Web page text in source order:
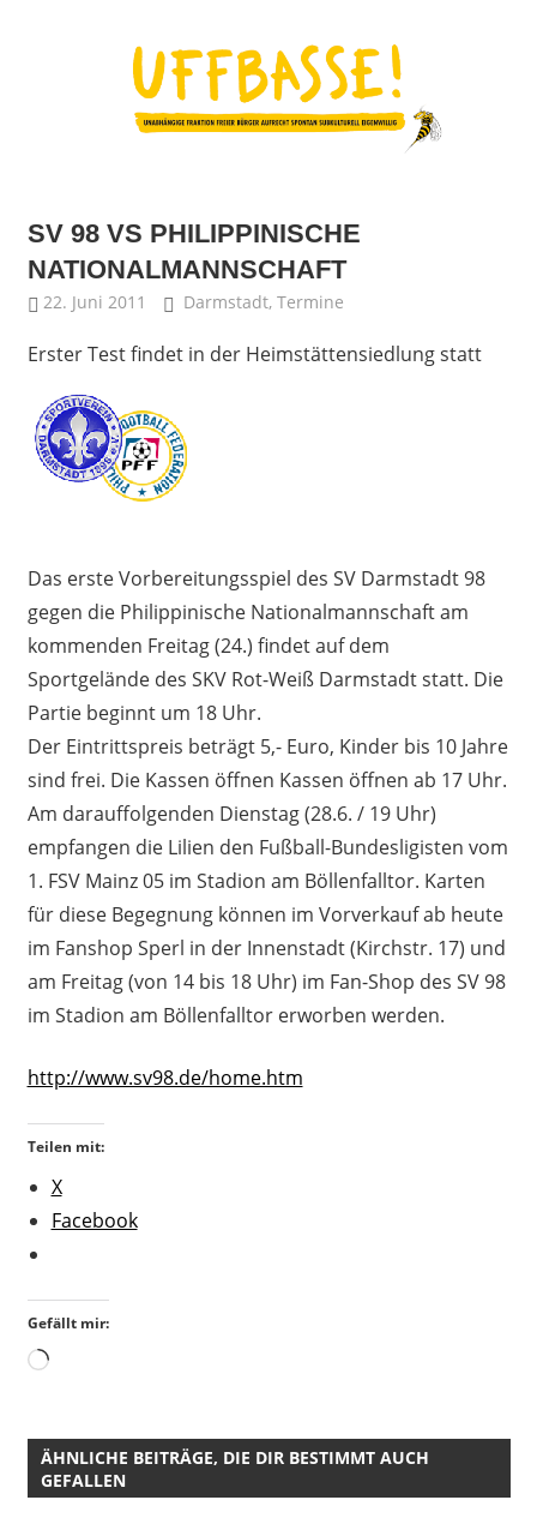
SV 98 VS PHILIPPINISCHE
NATIONALMANNSCHAFT
22. Juni 2011 Uffbasse
Darmstadt, Termine
Erster Test findet in der Heimstättensiedlung statt
Das erste Vorbereitungsspiel des SV Darmstadt 98
gegen die Philippinische Nationalmannschaft am
kommenden Freitag (24.) findet auf dem
Sportgelände des SKV Rot-Weiß Darmstadt statt. Die
Partie beginnt um 18 Uhr.
Der Eintrittspreis beträgt 5,- Euro, Kinder bis 10 Jahre
sind frei. Die Kassen öffnen Kassen öffnen ab 17 Uhr.
Am darauffolgenden Dienstag (28.6. / 19 Uhr)
empfangen die Lilien den Fußball-Bundesligisten vom
1. FSV Mainz 05 im Stadion am Böllenfalltor. Karten
für diese Begegnung können im Vorverkauf ab heute
im Fanshop Sperl in der Innenstadt (Kirchstr. 17) und
am Freitag (von 14 bis 18 Uhr) im Fan-Shop des SV 98
im Stadion am Böllenfalltor erworben werden.
http://www.sv98.de/home.htm
Teilen mit:
X
Facebook
Gefällt mir:
Wird
ÄHNLICHE BEITRÄGE, DIE DIR BESTIMMT AUCH
GEFALLEN